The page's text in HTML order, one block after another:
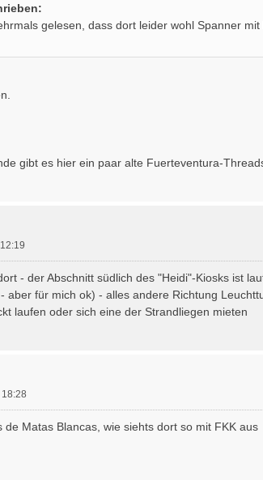
gelesen, dass dort leider wohl Spanner
gibt es hier ein paar alte Fuerteventura-
- der Abschnitt südlich des "Heidi"-Kiosks ist
aber für mich ok) - alles andere Richtung
laufen oder sich eine der Strandliegen mieten
de Matas Blancas, wie siehts dort so mit FKK aus